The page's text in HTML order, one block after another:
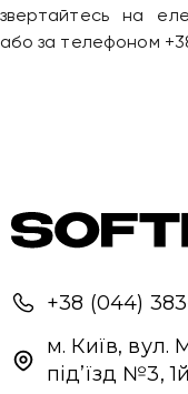
звертайтесь на
або за телефоном
+38 (044)
м. Київ, вул.
під’їзд №3,